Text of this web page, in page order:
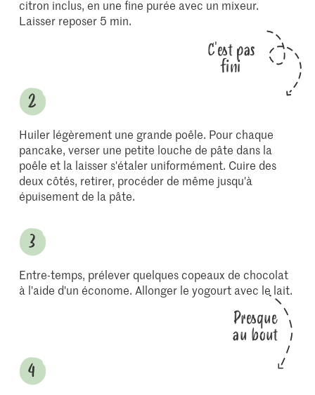
citron inclus, en une fine purée avec un mixeur.
Laisser reposer 5 min.
C'est pas
fini
Huiler légèrement une grande poêle. Pour chaque
pancake, verser une petite louche de pâte dans la
poêle et la laisser s'étaler uniformément. Cuire des
deux côtés, retirer, procéder de même jusqu'à
épuisement de la pâte.
Entre-temps, prélever quelques copeaux de chocolat
à l'aide d'un économe. Allonger le yogourt avec le lait.
Presque
au bout